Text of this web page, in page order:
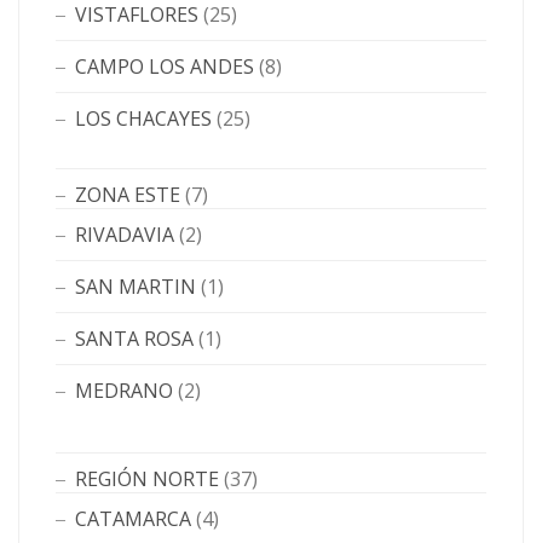
VISTAFLORES (25)
CAMPO LOS ANDES (8)
LOS CHACAYES (25)
ZONA ESTE (7)
RIVADAVIA(2)
SAN MARTIN (1)
SANTA ROSA(1)
MEDRANO (2)
REGIÓN NORTE (37)
CATAMARCA(4)